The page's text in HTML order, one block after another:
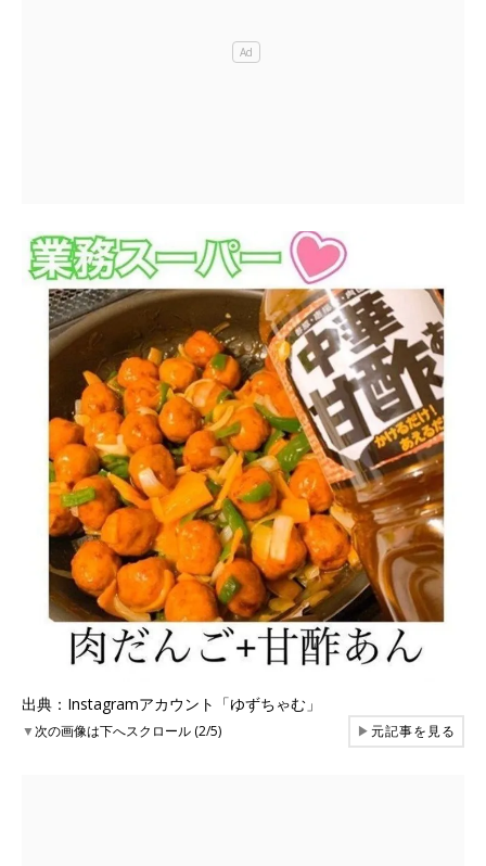
出典：Instagramアカウント「ゆずちゃむ」
▼次の画像は下へスクロール (2/5) ▶元記事を見る